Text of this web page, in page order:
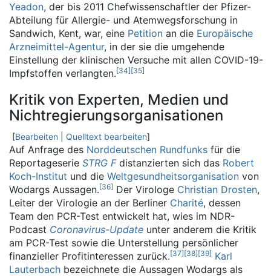
Yeadon, der bis 2011 Chefwissenschaftler der Pfizer-
Abteilung für Allergie- und Atemwegsforschung in
Sandwich, Kent, war, eine Petition an die Europäische
Arzneimittel-Agentur, in der sie die umgehende
Einstellung der klinischen Versuche mit allen COVID-19-
Impfstoffen verlangten.[34][35]
Kritik von Experten, Medien und
Nichtregierungsorganisationen
[Bearbeiten Quelltext bearbeiten]
Auf Anfrage des Norddeutschen Rundfunks für die
Reportageserie STRG Fdistanzierten sich das Robert
Koch-Institut und die Weltgesundheitsorganisation von
Wodargs Aussagen.[36] Der Virologe Christian Drosten,
Leiter der Virologie an der Berliner Charité, dessen
Team den PCR-Test entwickelt hat, wies im NDR-
Podcast Coronavirus-Update unter anderem die Kritik
am PCR-Test sowie die Unterstellung persönlicher
finanzieller Profitinteressen zurück.[37][38][39] Karl
Lauterbach bezeichnete die Aussagen Wodargs als